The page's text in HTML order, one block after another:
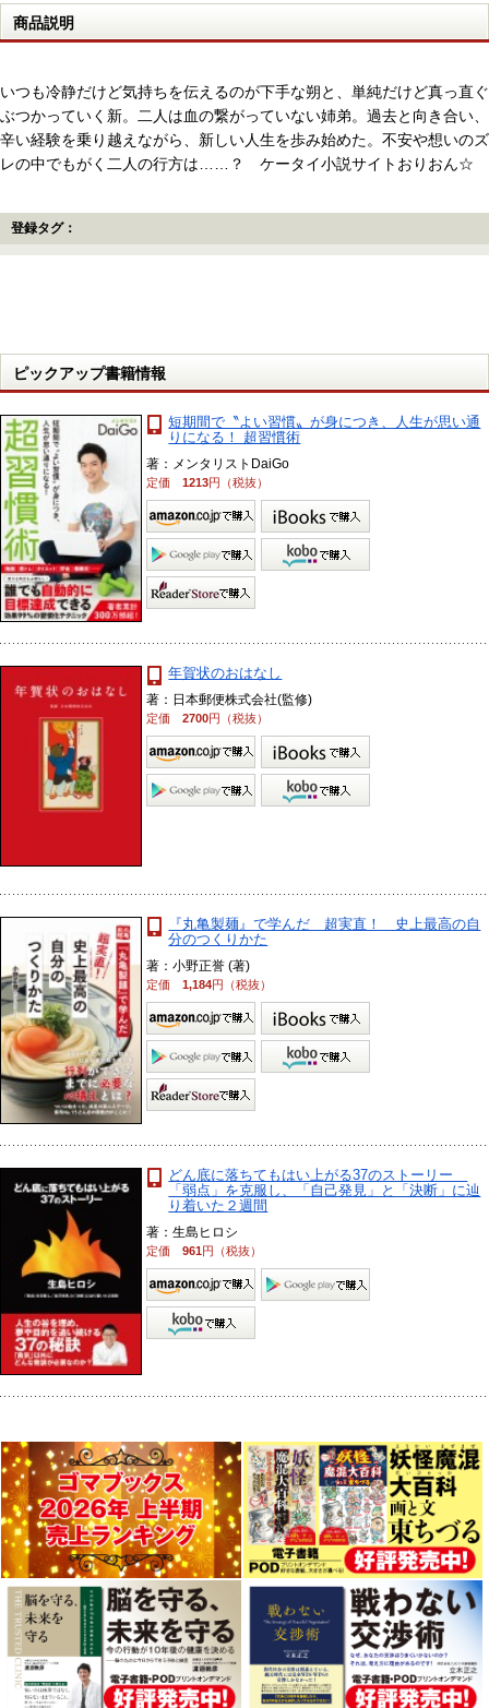
商品説明
いつも冷静だけど気持ちを伝えるのが下手な朔と、単純だけど真っ直ぐ
ぶつかっていく新。二人は血の繋がっていない姉弟。過去と向き合い、
辛い経験を乗り越えながら、新しい人生を歩み始めた。不安や想いのズ
レの中でもがく二人の行方は……？ ケータイ小説サイトおりおん☆
登録タグ：
ピックアップ書籍情報
短期間で〝よい習慣〟が身につき、人生が思い通
りになる！ 超習慣術
著：メンタリストDaiGo
定価1213円（税抜）
年賀状のおはなし
著：日本郵便株式会社(監修)
定価2700円（税抜）
『丸亀製麺』で学んだ 超実直！ 史上最高の自
分のつくりかた
著：小野正誉 (著)
定価1,184円（税抜）
どん底に落ちてもはい上がる37のストーリー
「弱点」を克服し、「自己発見」と「決断」に辿
り着いた２週間
著：生島ヒロシ
定価961円（税抜）